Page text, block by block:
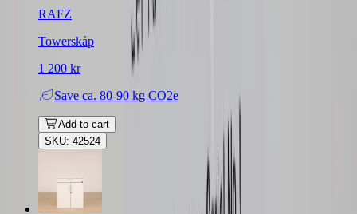
RAFZ
Towerskåp
1 200 kr
Save ca. 80-90 kg CO2e
Add to cart
SKU: 42524